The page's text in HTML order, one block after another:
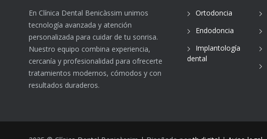
En Clínica Dental Benicàssim unimos
tecnología avanzada y atención
personalizada para cuidar de tu sonrisa.
Nuestro equipo combina experiencia,
cercanía y profesionalidad para ofrecerte
tratamientos modernos, cómodos y con
resultados duraderos.
Ortodoncia
Endodoncia
Implantología
dental